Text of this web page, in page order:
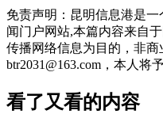
免责声明：昆明信息港是
闻门户网站,本篇内容来自
传播网络信息为目的，非
btr2031@163.com，本人将
看了又看的内容